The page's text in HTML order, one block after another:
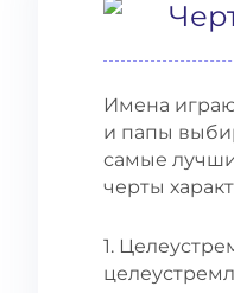
Имена
и папы
самые
черты
1.